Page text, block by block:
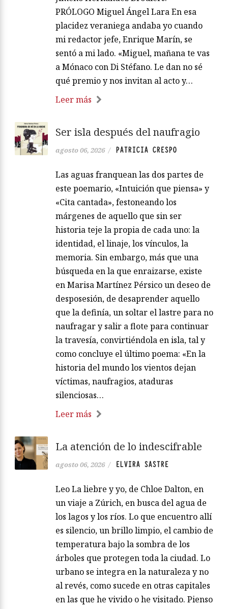
PRÓLOGO Miguel Ángel Lara En esa
placidez veraniega andaba yo cuando
mi redactor jefe, Enrique Marín, se
sentó a mi lado. «Miguel, mañana te vas
a Mónaco con Di Stéfano. Le dan no sé
qué premio y nos invitan al acto y…
Leer más
Ser isla después del naufragio
agosto 06, 2026 / PATRICIA CRESPO
Las aguas franquean las dos partes de
este poemario, «Intuición que piensa» y
«Cita cantada», festoneando los
márgenes de aquello que sin ser
historia teje la propia de cada uno: la
identidad, el linaje, los vínculos, la
memoria. Sin embargo, más que una
búsqueda en la que enraizarse, existe
en Marisa Martínez Pérsico un deseo de
desposesión, de desaprender aquello
que la definía, un soltar el lastre para no
naufragar y salir a flote para continuar
la travesía, convirtiéndola en isla, tal y
como concluye el último poema: «En la
historia del mundo los vientos dejan
víctimas, naufragios, ataduras
silenciosas…
Leer más
La atención de lo indescifrable
agosto 06, 2026 / ELVIRA SASTRE
Leo La liebre y yo, de Chloe Dalton, en
un viaje a Zúrich, en busca del agua de
los lagos y los ríos. Lo que encuentro allí
es silencio, un brillo limpio, el cambio de
temperatura bajo la sombra de los
árboles que protegen toda la ciudad. Lo
urbano se integra en la naturaleza y no
al revés, como sucede en otras capitales
en las que he vivido o he visitado. Pienso